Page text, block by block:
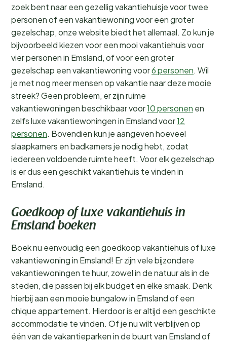
zoek bent naar een gezellig vakantiehuisje voor twee
personen of een vakantiewoning voor een groter
gezelschap, onze website biedt het allemaal. Zo kun je
bijvoorbeeld kiezen voor een mooi vakantiehuis voor
vier personen in Emsland, of voor een groter
gezelschap een vakantiewoning voor6 personen. Wil
je met nog meer mensen op vakantie naar deze mooie
streek? Geen probleem, er zijn ruime
vakantiewoningen beschikbaar voor10 personen en
zelfs luxe vakantiewoningen in Emsland voor12
personen. Bovendien kun je aangeven hoeveel
slaapkamers en badkamers je nodig hebt, zodat
iedereen voldoende ruimte heeft. Voor elk gezelschap
is er dus een geschikt vakantiehuis te vinden in
Emsland.
Goedkoop of luxe vakantiehuis in
Emsland boeken
Boek nu eenvoudig een goedkoop vakantiehuis of luxe
vakantiewoning in Emsland! Er zijn vele bijzondere
vakantiewoningen te huur, zowel in de natuur als in de
steden, die passen bij elk budget en elke smaak. Denk
hierbij aan een mooie bungalow in Emsland of een
chique appartement. Hierdoor is er altijd een geschikte
accommodatie te vinden. Of je nu wilt verblijven op
één van de vakantieparken in de buurt van Emsland of